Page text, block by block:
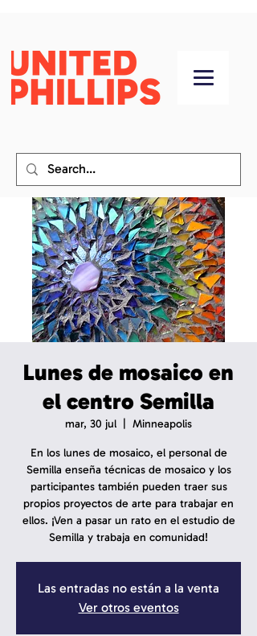
Lunes de mosaico en
el centro Semilla
mar, 30 jul Minneapolis
En los lunes de mosaico, el personal de
Semilla enseña técnicas de mosaico y los
participantes también pueden traer sus
propios proyectos de arte para trabajar en
ellos. ¡Ven a pasar un rato en el estudio de
Semilla y trabaja en comunidad!
Las entradas no están a la venta
Ver otros eventos